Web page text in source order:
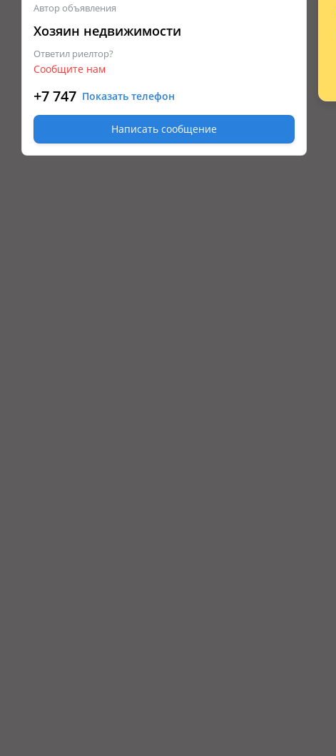
Автор объявления
Хозяин недвижимости
Ответил риелтор?
Сообщите нам
+7 747 Показать телефон
Написать сообщение